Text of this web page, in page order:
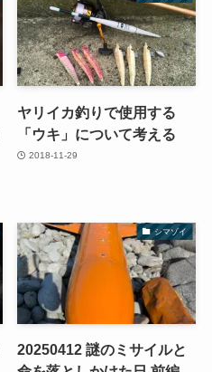
ヤリイカ釣りで使用する
「ウキ」について考える
2018-11-29
シマゾイ
20250412 謎のミサイルと